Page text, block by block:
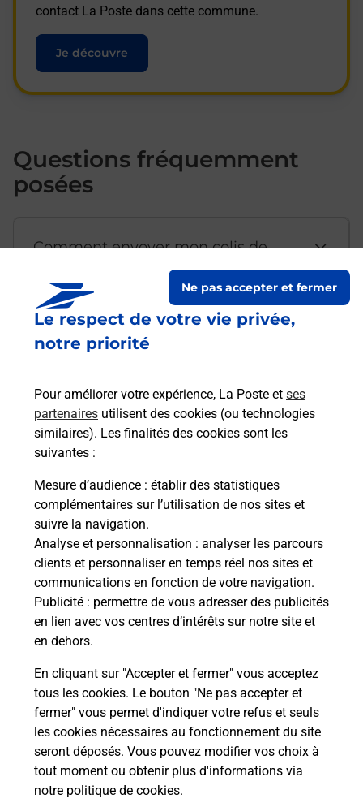
Le respect de votre vie privée,
notre priorité
Pour améliorer votre expérience, La Poste et ses
partenaires utilisent des cookies (ou technologies
similaires). Les finalités des cookies sont les
suivantes :
Mesure d’audience : établir des statistiques
complémentaires sur l’utilisation de nos sites et
suivre la navigation.
Analyse et personnalisation : analyser les parcours
clients et personnaliser en temps réel nos sites et
communications en fonction de votre navigation.
Publicité : permettre de vous adresser des publicités
en lien avec vos centres d’intérêts sur notre site et
en dehors.
En cliquant sur "Accepter et fermer" vous acceptez
tous les cookies. Le bouton "Ne pas accepter et
fermer" vous permet d'indiquer votre refus et seuls
les cookies nécessaires au fonctionnement du site
seront déposés. Vous pouvez modifier vos choix à
tout moment ou obtenir plus d'informations via
notre politique de cookies.
Ne pas accepter et fermer
contact La Poste dans cette commune.
Je découvre
Questions fréquemment
posées
Comment envoyer mon colis de
Est-il possible d’acheter un
emballage directement depuis un
Comment demander une
modification de livraison ?
Comment La Poste participe-t-elle
à votre sécurité au quotidien ?
Puis-je passer mon code de la route
avec La Poste et sous quelles
conditions ?
Localiser Liste Marne BARBONNE FAYEL